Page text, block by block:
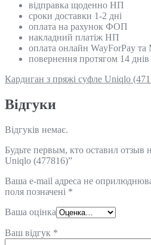
відправка щоденно НП
сроки доставки 1-2 дні
оплата на рахунок ФОП
накладний платіж НП
оплата онлайн WayForPay та
повернення протягом 14 днів
Кардиган з пряжі суфле Uniqlo
Відгуки
Відгуків немає.
Будьте первым, кто оставил отзыв
Uniqlo (477816)”
Ваша e-mail адреса не
поля позначені *
Ваша оцінка
Ваш відгук *